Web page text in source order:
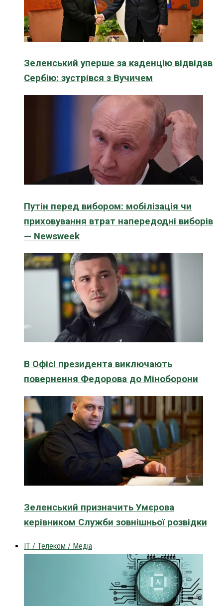
Зеленський уперше за каденцію відвідав
Сербію: зустрівся з Вучичем
Путін перед вибором: мобілізація чи
приховування втрат напередодні виборів
— Newsweek
В Офісі президента виключають
повернення Федорова до Міноборони
Зеленський призначить Умєрова
керівником Служби зовнішньої розвідки
IT / Телеком / Медіа